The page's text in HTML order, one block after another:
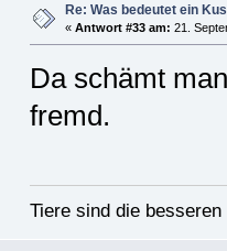
Re: Was bedeutet ein
« Antwort #33 am: 21.
Da schämt
fremd.
Tiere sind die